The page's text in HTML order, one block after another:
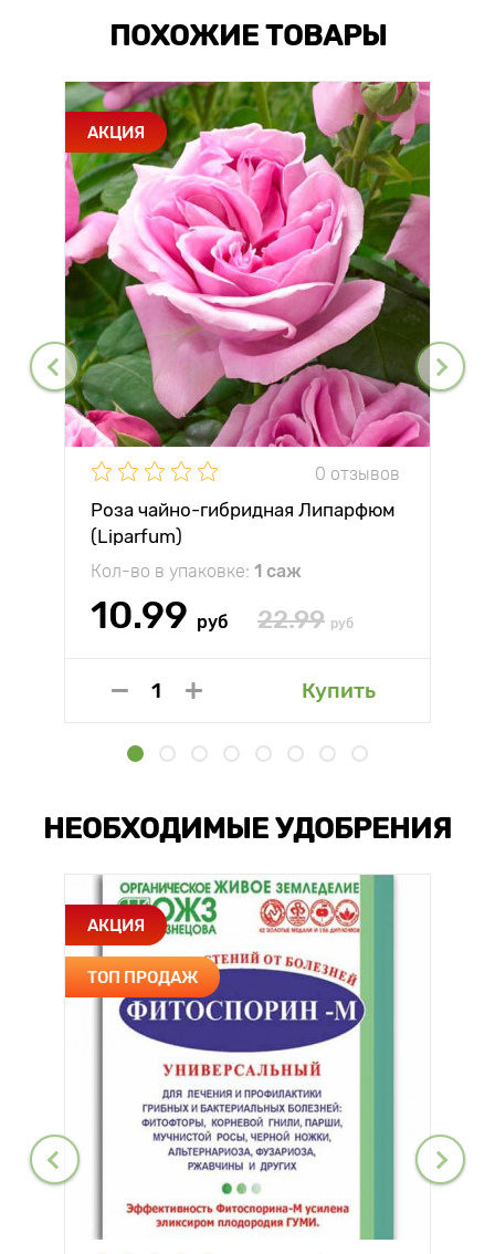
ПОХОЖИЕ ТОВАРЫ
АКЦИЯ
0 отзывов
Роза чайно-гибридная Липарфюм
(Liparfum)
Кол-во в упаковке: 1 саж
10.99 руб 22.99 руб
Купить
НЕОБХОДИМЫЕ УДОБРЕНИЯ
АКЦИЯ
ТОП ПРОДАЖ